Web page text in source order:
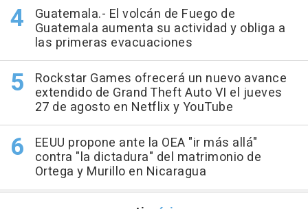
Guatemala.- El volcán de Fuego de
Guatemala aumenta su actividad y obliga a
las primeras evacuaciones
Rockstar Games ofrecerá un nuevo avance
extendido de Grand Theft Auto VI el jueves
27 de agosto en Netflix y YouTube
EEUU propone ante la OEA "ir más allá"
contra "la dictadura" del matrimonio de
Ortega y Murillo en Nicaragua